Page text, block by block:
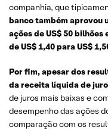
companhia, que
banco também aprovou
ações de US$ 50
de US$ 1,40 para US$
Por fim, apesar dos
da receita líquida de
de juros mais baixas e
desempenho das ações
comparação com os